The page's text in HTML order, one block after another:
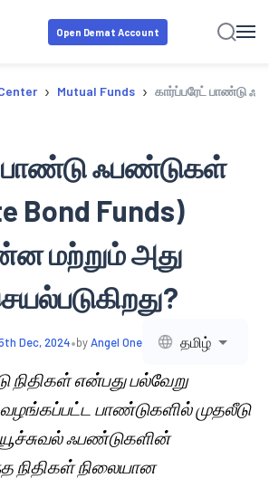
Open Demat Account
› Mutual Funds › கார்ப்பரேட் பாண்டு
பாண்டு ஃபண்டுகள்
Bond Funds)
மற்றும் அது
Dec, 2024•byAngel One தமிழ்
நிதிகள் என்பது பல்வேறு
பாண்டுகளில் முதலீடு
ஃபண்டுகளின்
நிதிகள் நிலையான